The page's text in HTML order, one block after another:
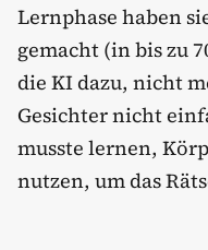
Lernphase haben
gemacht (in bis zu
die KI dazu, nicht
Gesichter nicht
musste lernen,
nutzen, um das